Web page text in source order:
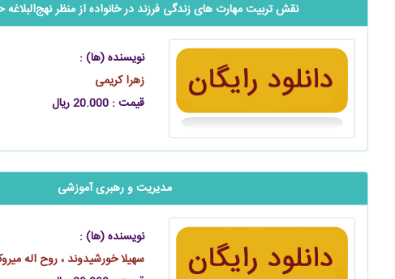
نقش تربیت مهارت‌ های زندگی فرزند در خانواده از منظر
نویسنده (ها) :
زهرا کریمی
قیمت : 20.000 ریال
مدیریت و رهبری آموزشی
نویسنده (ها) :
سهیلا خورشیدوند ، روح اله